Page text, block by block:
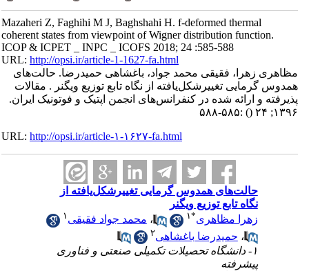
Mazaheri Z, Faghihi M J, Baghshahi H. f-deformed thermal
coherent states from viewpoint of Wigner distribution function.
ICOP & ICPET _ INPC _ ICOFS 2018; 24 :585-588
URL:http://opsi.ir/article-1-1627-fa.html
مظاهری زهرا، فقیقی محمد جواد، باغشاهی حمیدرضا. حالت‌های
همدوس گرمایی تغییرشکل‌یافته از نگاه تابع توزیع ویگنر . مقالات
پذیرفته و ارائه شده در کنفرانس‌های انجمن اپتیک و فوتونیک ایران.
۱۳۹۶; ۲۴
() :۵۸۵-۵۸۸
URL:http://opsi.ir/article-۱-۱۶۲۷-fa.html
حالت‌های همدوس گرمایی تغییرشکل‌یافته از
نگاه تابع توزیع ویگنر
زهرا مظاهری* ۱ ،محمد جواد فقیقی
،حمیدرضا باغشاهی
۱- دانشگاه تحصیلات تکمیلی صنعتی و فناوری
پیشرفته